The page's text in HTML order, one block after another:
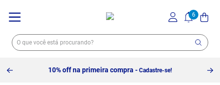
10% off na primeira compra - Cadastre-se!